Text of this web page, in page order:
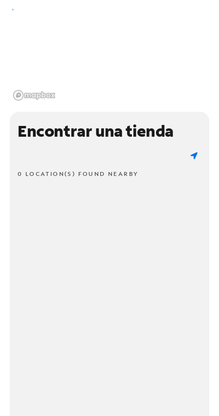
Encontrar una tienda
0 LOCATION(S) FOUND NEARBY